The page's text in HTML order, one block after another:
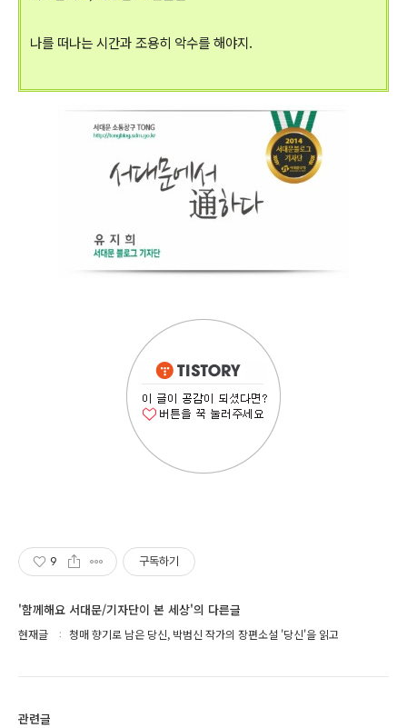
나를 떠나는 시간과 조용히 악수를 해야지.
9 구독하기
'함께해요 서대문/기자단이 본 세상'의 다른글
현재글 청매 향기로 남은 당신, 박범신 작가의 장편소설 '당신'을 읽고
관련글